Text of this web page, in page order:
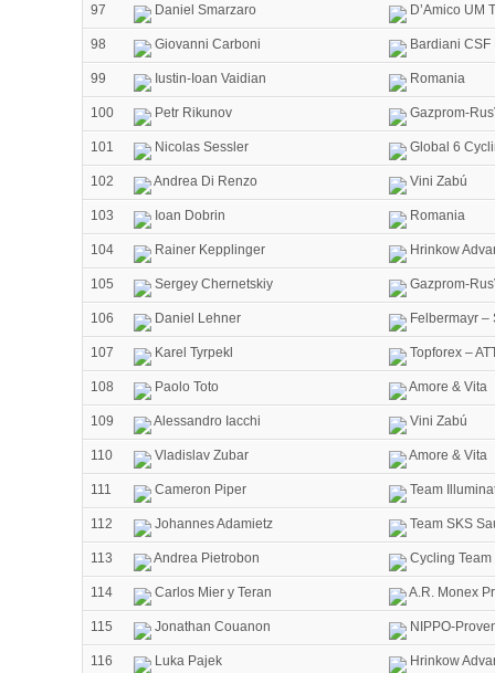
97 Daniel Smarzaro D’Amico UM
98 Giovanni Carboni Bardiani CSF
99 Iustin-Ioan Vaidian Romania
100 Petr Rikunov Gazprom-
101 Nicolas Sessler Global 6
102 Andrea Di Renzo Vini Zabú
103 Ioan Dobrin Romania
104 Rainer Kepplinger Hrinkow
105 Sergey Chernetskiy Gazprom-
106 Daniel Lehner Felbermayr –
107 Karel Tyrpekl Topforex –
108 Paolo Toto Amore & Vita
109 Alessandro Iacchi Vini Zabú
110 Vladislav Zubar Amore & Vita
111 Cameron Piper Team
112 Johannes Adamietz Team SKS
113 Andrea Pietrobon Cycling Team
114 Carlos Mier y Teran A.R. Monex
115 Jonathan Couanon NIPPO-
116 Luka Pajek Hrinkow